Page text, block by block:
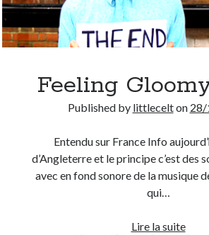
Feeling
Published by littlecelton 28/
Entendu sur France Info
d’Angleterre et le principe c’est des
avec en fond sonore de la musique
qui…
Lire la suite